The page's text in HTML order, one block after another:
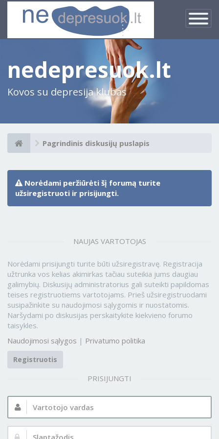
Įjungti
×
nedepresuok.lt
Kovos su depresija klubas
Pagrindinis diskusijų puslapis
Norėdami peržiūrėti šį forumą turite
užsiregistruoti ir prisijungti.
NAUJAS VARTOTOJAS
Norėdami prisijungti turite būti užsiregistravę. Registracija
užtrunka vos kelias akimirkas tačiau suteikia jums daugiau
galimybių. Diskusijų administratorius gali suteikti papildomas
teises registruotiems vartotojams. Prieš užsiregistruodami
susipažinkite su naudojimosi sąlygomis ir nuostatomis.
Naršydami po diskusijas perskaitykite kiekvieno forumo
taisykles.
Naudojimosi sąlygos | Privatumo politika
Registruotis
PRISIJUNGTI
Vartotojo
vardas:
Slaptažodis: